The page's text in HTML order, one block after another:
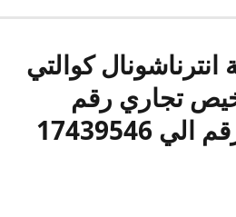
كوالتي
تجاري رقم